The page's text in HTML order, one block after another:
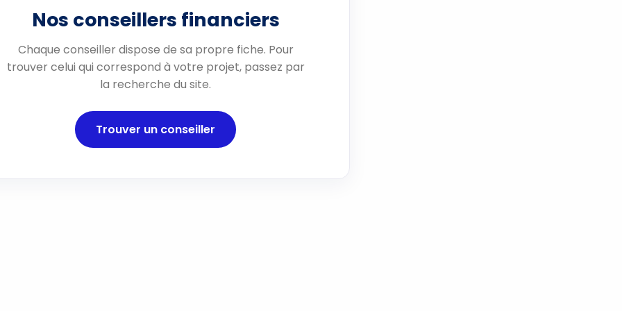
Nos conseillers financiers
Chaque conseiller dispose de sa propre fiche. Pour
trouver celui qui correspond à votre projet, passez par
la recherche du site.
Trouver un conseiller